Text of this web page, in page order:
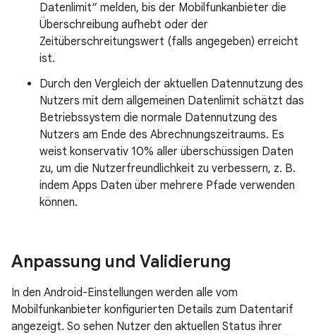
Datenlimit“ melden, bis der Mobilfunkanbieter die
Überschreibung aufhebt oder der
Zeitüberschreitungswert (falls angegeben) erreicht
ist.
Durch den Vergleich der aktuellen Datennutzung des
Nutzers mit dem allgemeinen Datenlimit schätzt das
Betriebssystem die normale Datennutzung des
Nutzers am Ende des Abrechnungszeitraums. Es
weist konservativ 10% aller überschüssigen Daten
zu, um die Nutzerfreundlichkeit zu verbessern, z. B.
indem Apps Daten über mehrere Pfade verwenden
können.
Anpassung und Validierung
In den Android-Einstellungen werden alle vom
Mobilfunkanbieter konfigurierten Details zum Datentarif
angezeigt. So sehen Nutzer den aktuellen Status ihrer